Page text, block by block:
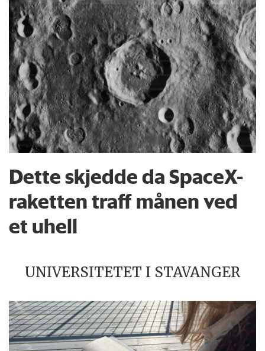
Dette skjedde da SpaceX-
raketten traff månen ved
et uhell
UNIVERSITETET I STAVANGER